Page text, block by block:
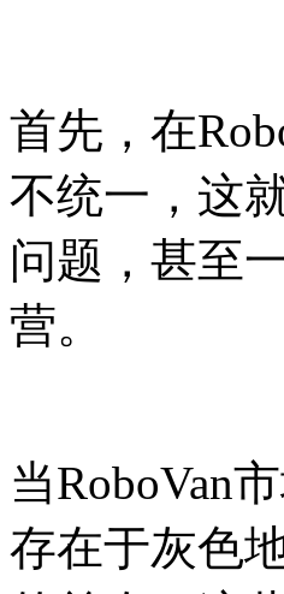
首先，在
不统一，这
问题，甚至
营。
当RoboVan
存在于灰色